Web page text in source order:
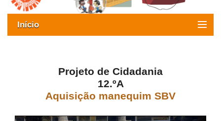
Início
Oferta formativaProjeto de Cidadania
12.ºA
Aquisição manequim SBV